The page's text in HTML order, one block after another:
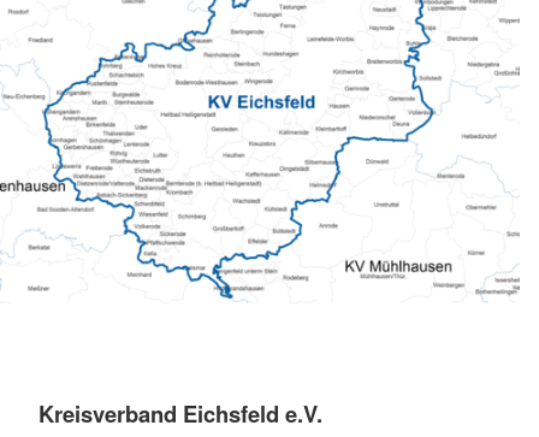
Kreisverband Eichsfeld e.V.